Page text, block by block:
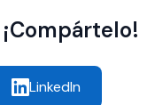
LinkedIn